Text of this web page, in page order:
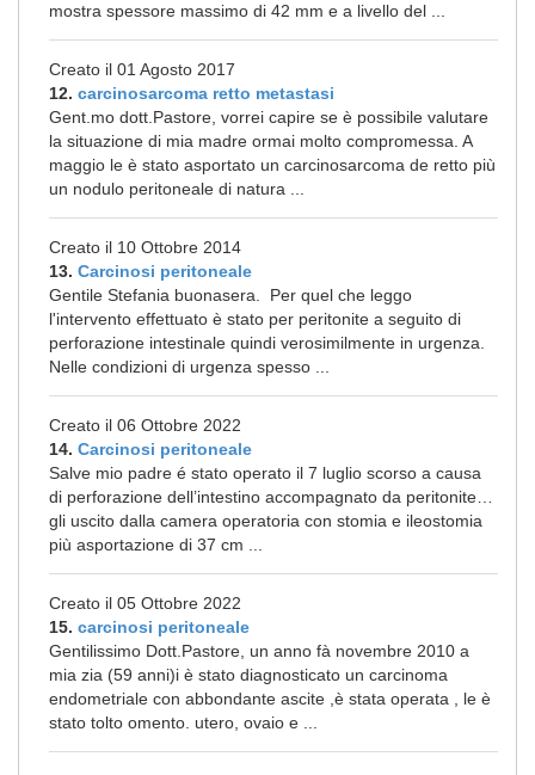
mostra spessore massimo di 42 mm e a livello del ...
Creato il 01 Agosto 2017
12. carcinosarcoma retto metastasi
Gent.mo dott.Pastore, vorrei capire se è possibile valutare
la situazione di mia madre ormai molto compromessa. A
maggio le è stato asportato un carcinosarcoma de retto più
un nodulo peritoneale di natura ...
Creato il 10 Ottobre 2014
13. Carcinosi peritoneale
Gentile Stefania buonasera. Per quel che leggo
l'intervento effettuato è stato per peritonite a seguito di
perforazione intestinale quindi verosimilmente in urgenza.
Nelle condizioni di urgenza spesso ...
Creato il 06 Ottobre 2022
14. Carcinosi peritoneale
Salve mio padre é stato operato il 7 luglio scorso a causa
di perforazione dell’intestino accompagnato da peritonite…
gli uscito dalla camera operatoria con stomia e ileostomia
più asportazione di 37 cm ...
Creato il 05 Ottobre 2022
15. carcinosi peritoneale
Gentilissimo Dott.Pastore, un anno fà novembre 2010 a
mia zia (59 anni)i è stato diagnosticato un carcinoma
endometriale con abbondante ascite ,è stata operata , le è
stato tolto omento. utero, ovaio e ...